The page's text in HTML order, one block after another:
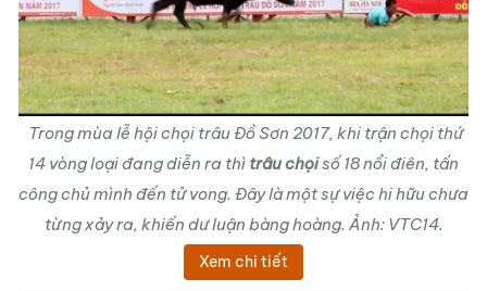
Trong mùa lễ hội chọi trâu Đồ Sơn 2017, khi trận chọi thứ
14 vòng loại đang diễn ra thì trâu chọisố 18 nổi điên, tấn
công chủ mình đến tử vong. Đây là một sự việc hi hữu chưa
từng xảy ra, khiến dư luận bàng hoàng. Ảnh: VTC14.
Xem chi tiết